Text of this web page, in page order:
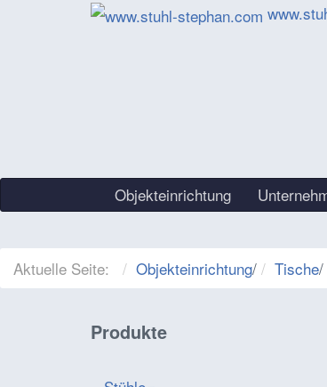
Objekteinrichtung
Aktuelle Seite: Objekteinrichtung/ Tische/
Produkte